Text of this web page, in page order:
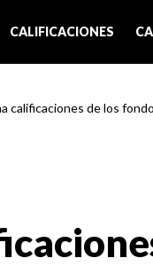
CALIFICACIONES
calificaciones de los